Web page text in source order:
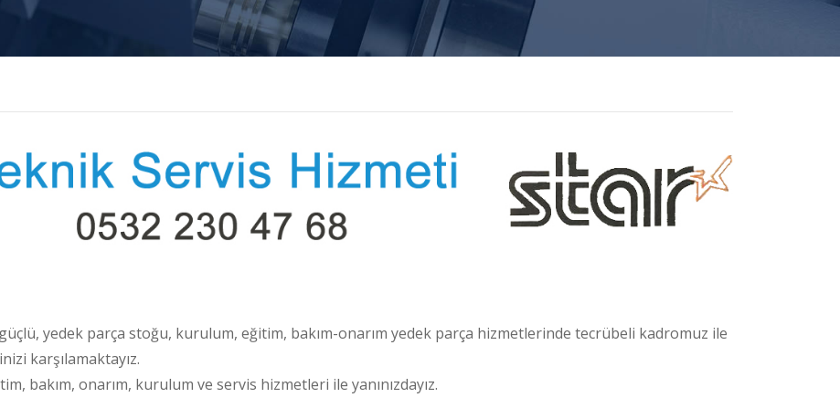
yedek parça stoğu, kurulum, eğitim, bakım-onarım yedek parça hizmetlerinde tecrübeli kadromuz ile
karşılamaktayız.
bakım, onarım, kurulum ve servis hizmetleri ile yanınızdayız.